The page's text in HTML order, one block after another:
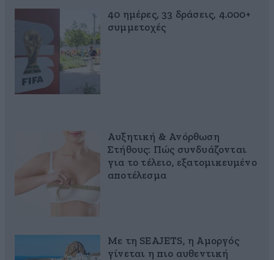
40 ημέρες, 33 δράσεις, 4.000+
συμμετοχές
Αυξητική & Ανόρθωση
Στήθους: Πώς συνδυάζονται
για το τέλειο, εξατομικευμένο
αποτέλεσμα
Με τη SEAJETS, η Αμοργός
γίνεται η πιο αυθεντική